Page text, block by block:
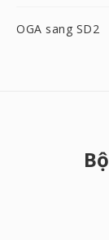
OGA sang SD2